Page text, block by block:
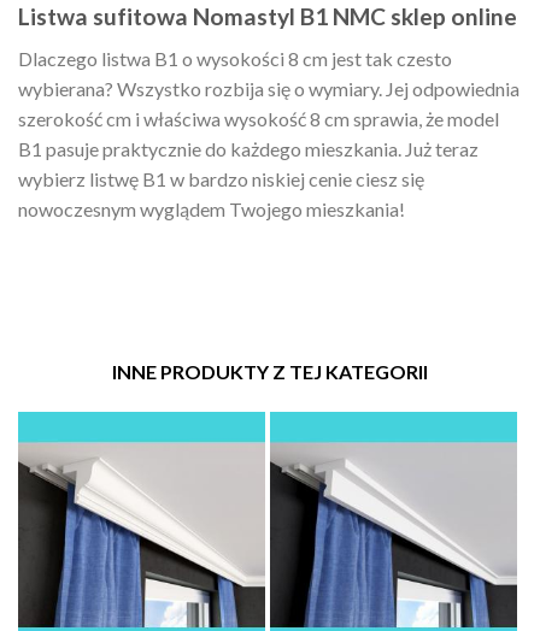
Listwa sufitowa Nomastyl B1 NMC sklep online
Dlaczego listwa B1 o wysokości 8 cm jest tak czesto
wybierana? Wszystko rozbija się o wymiary. Jej odpowiednia
szerokość cm i właściwa wysokość 8 cm sprawia, że model
B1 pasuje praktycznie do każdego mieszkania. Już teraz
wybierz listwę B1 w bardzo niskiej cenie ciesz się
nowoczesnym wyglądem Twojego mieszkania!
INNE PRODUKTY Z TEJ KATEGORII